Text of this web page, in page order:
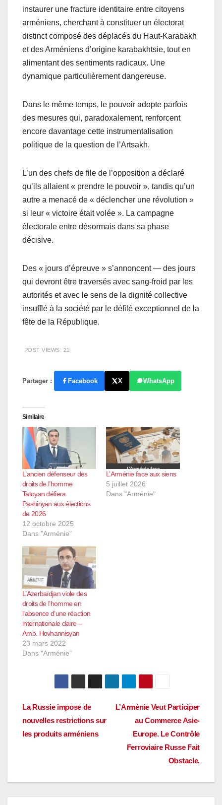
instaurer une fracture identitaire entre citoyens
arméniens, cherchant à constituer un électorat
distinct composé des déplacés du Haut-Karabakh
et des Arméniens d’origine karabakhtsie, tout en
alimentant des sentiments radicaux. Une
dynamique particulièrement dangereuse.
Dans le même temps, le pouvoir adopte parfois
des mesures qui, paradoxalement, renforcent
encore davantage cette instrumentalisation
politique de la question de l’Artsakh.
L’un des chefs de file de l’opposition a déclaré
qu’ils allaient « prendre le pouvoir », tandis qu’un
autre a menacé de « déclencher une révolution »
si leur « victoire était volée ». La campagne
électorale entre désormais dans sa phase
décisive.
Des « jours d’épreuve » s’annoncent — des jours
qui devront être traversés avec sang-froid par les
autorités et avec le sens de la dignité collective
insufflé à la société par le défilé exceptionnel de la
fête de la République.
POST VIEWS: 21
Partager : Facebook X WhatsApp
Similaire
L’ancien défenseur des
droits de l’homme
Tatoyan défiera
Pashinyan aux élections
de 2026
12 octobre 2025
Dans "Arménie"
L’Arménie face aux siens
5 juillet 2026
Dans "Arménie"
L’Azerbaïdjan viole des
droits de l’homme en
l’absence d’une réaction
internationale claire –
Amb. Hovhannisyan
23 mars 2022
Dans "Arménie"
Navigation
de
L’Arménie Veut Participer
au Commerce Asie-
Europe. Le Contrôle
Ferroviaire Russe Fait
Obstacle.
La Russie impose de
nouvelles restrictions sur
les produits arméniens